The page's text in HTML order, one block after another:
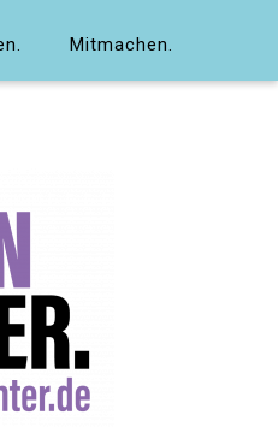
Mitmachen.